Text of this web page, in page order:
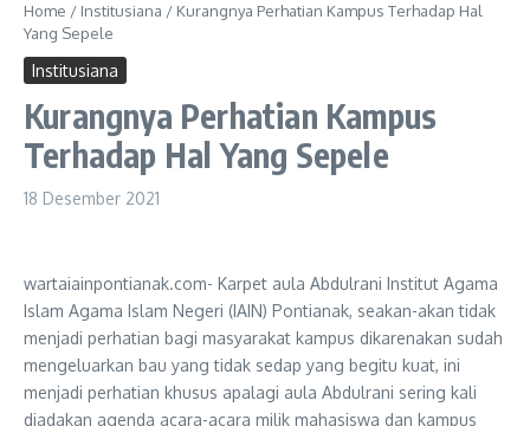
Home / Institusiana / Kurangnya Perhatian Kampus Terhadap Hal
Yang Sepele
Institusiana
Kurangnya Perhatian Kampus
Terhadap Hal Yang Sepele
18 Desember 2021
wartaiainpontianak.com- Karpet aula Abdulrani Institut Agama
Islam Agama Islam Negeri (IAIN) Pontianak, seakan-akan tidak
menjadi perhatian bagi masyarakat kampus dikarenakan sudah
mengeluarkan bau yang tidak sedap yang begitu kuat, ini
menjadi perhatian khusus apalagi aula Abdulrani sering kali
diadakan agenda acara-acara milik mahasiswa dan kampus